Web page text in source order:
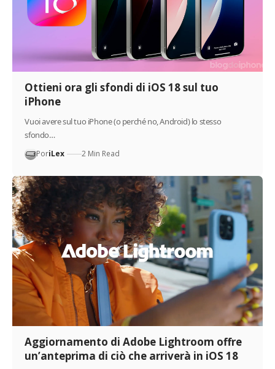
Ottieni ora gli sfondi di iOS 18 sul tuo
iPhone
Vuoi avere sul tuo iPhone (o perché no, Android) lo stesso
sfondo…
PoriLex 2 Min Read
Aggiornamento di Adobe Lightroom offre
un’anteprima di ciò che arriverà in iOS 18